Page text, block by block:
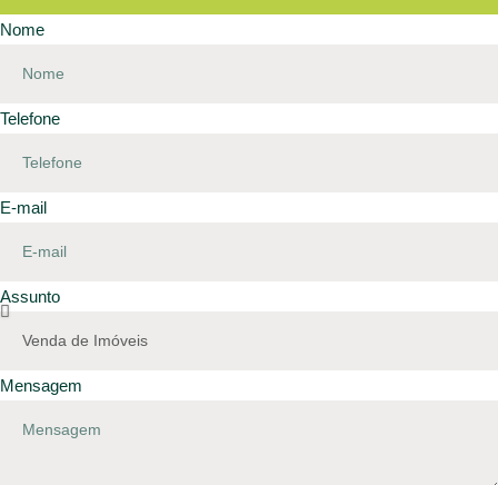
Nome
Telefone
E-mail
Assunto
Mensagem